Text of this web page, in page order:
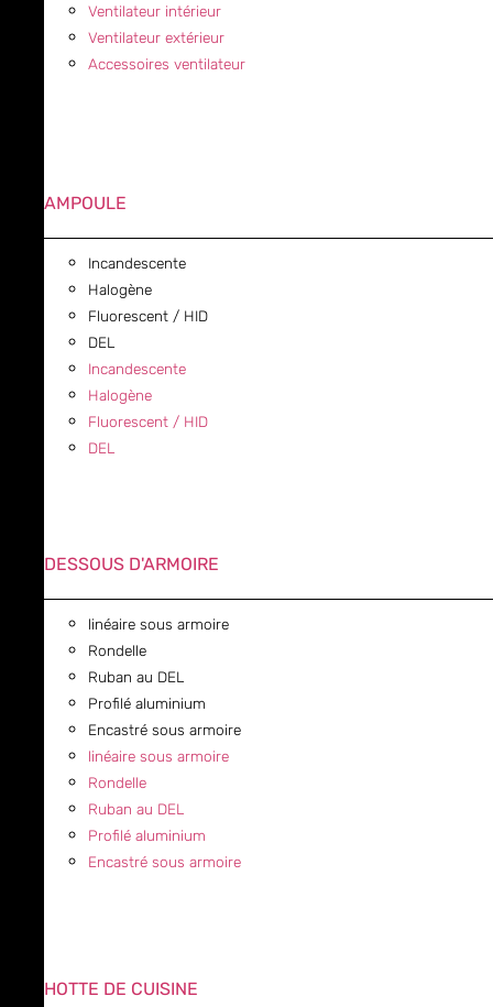
Ventilateur intérieur
Ventilateur extérieur
Accessoires ventilateur
AMPOULE
Incandescente
Halogène
Fluorescent / HID
DEL
Incandescente
Halogène
Fluorescent / HID
DEL
DESSOUS D'ARMOIRE
linéaire sous armoire
Rondelle
Ruban au DEL
Profilé aluminium
Encastré sous armoire
linéaire sous armoire
Rondelle
Ruban au DEL
Profilé aluminium
Encastré sous armoire
HOTTE DE CUISINE